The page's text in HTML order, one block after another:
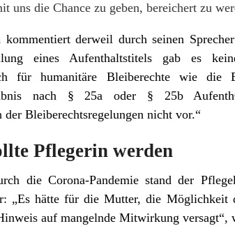
uns die Chance zu geben, bereichert zu
derweil durch seinen
eines Aufenthaltstitels gab es
für humanitäre Bleiberechte wie die
nach § 25a oder § 25b
der Bleiberechtsregelungen nicht vor.“
Pflegerin werden
die Corona-Pandemie stand der
„Es hätte für die Mutter, die Möglichkeit
auf mangelnde Mitwirkung versagt“,